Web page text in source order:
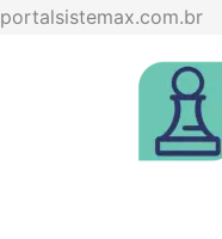
portalsistemax.com.brIr
o